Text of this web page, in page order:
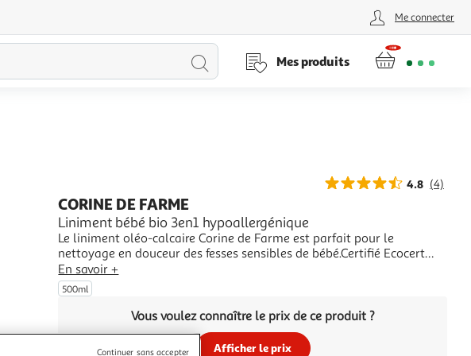
Me connecter
Lancer
Mes produits
Agrandir
l'illustration
l'illustration
Partager
4.8 (4)
CORINE DE FARME
Liniment bébé bio 3en1 hypoallergénique
Le liniment oléo-calcaire Corine de Farme est parfait pour le
nettoyage en douceur des fesses sensibles de bébé.Certifié Ecocert
COSMOS ORGANIC certifié par ECOCERT Greenlife, le liniment oléo-
calcaire Corine de Farme est parfaitement adapté pour le change des
bébés dès la naissance*. Inspiré de la
En savoir +
500ml
Vous voulez connaître le prix de ce produit ?
Afficher le prix
Continuer sans accepter